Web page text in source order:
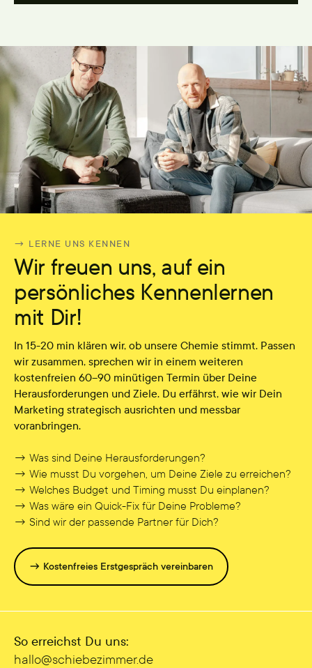
→ LERNE UNS KENNEN
Wir freuen uns, auf ein
persönliches Kennenlernen
mit Dir!
In 15-20 min klären wir, ob unsere Chemie stimmt. Passen
wir zusammen, sprechen wir in einem weiteren
kostenfreien 60–90 minütigen Termin über Deine
Herausforderungen und Ziele. Du erfährst, wie wir Dein
Marketing strategisch ausrichten und messbar
voranbringen.
→ Was sind Deine Herausforderungen?
→ Wie musst Du vorgehen, um Deine Ziele zu erreichen?
→ Welches Budget und Timing musst Du einplanen?
→ Was wäre ein Quick-Fix für Deine Probleme?
→ Sind wir der passende Partner für Dich?
→ Kostenfreies Erstgespräch vereinbaren
So erreichst Du uns:
hallo@sc hiebezimmer.de